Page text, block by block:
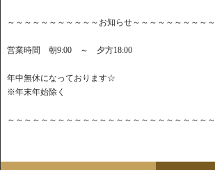
～～～～～～～～～～～お知らせ～～～～～～～～～～
営業時間 朝9:00 ～ 夕方18:00
年中無休になっております☆
※年末年始除く
～～～～～～～～～～～～～～～～～～～～～～～～～